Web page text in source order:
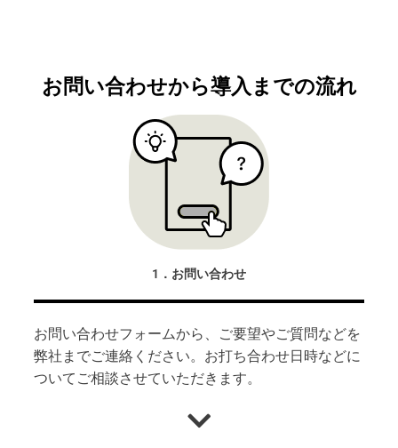
お問い合わせから導入までの流れ
1．お問い合わせ
お問い合わせフォームから、ご要望やご質問などを
弊社までご連絡ください。お打ち合わせ日時などに
ついてご相談させていただきます。